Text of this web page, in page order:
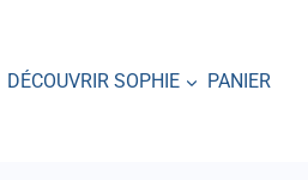
DÉCOUVRIR SOPHIE PANIER